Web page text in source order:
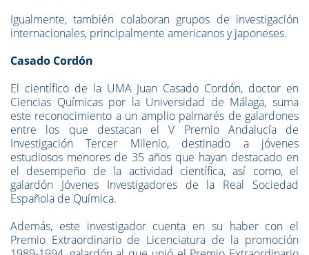
Igualmente, también colaboran grupos de investigación
internacionales, principalmente americanos y japoneses.
Casado Cordón
El científico de la UMA Juan Casado Cordón, doctor en
Ciencias Químicas por la Universidad de Málaga, suma
este reconocimiento a un amplio palmarés de galardones
entre los que destacan el V Premio Andalucía de
Investigación Tercer Milenio, destinado a jóvenes
estudiosos menores de 35 años que hayan destacado en
el desempeño de la actividad científica, así como, el
galardón Jóvenes Investigadores de la Real Sociedad
Española de Química.
Además, este investigador cuenta en su haber con el
Premio Extraordinario de Licenciatura de la promoción